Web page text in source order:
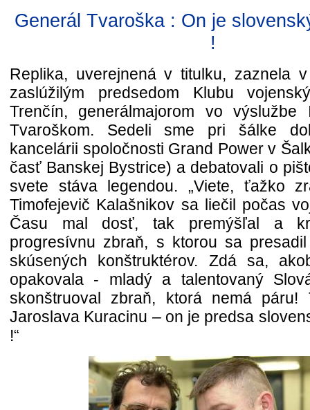
Generál Tvaroška : On je
!
Replika, uverejnená v titulku, zaznela
zaslúžilým predsedom Klubu
Trenčín, generálmajorom vo výslužbe
Tvaroškom. Sedeli sme pri šálke
kancelárii spoločnosti Grand Power v
časť Banskej Bystrice) a debatovali o
svete stáva legendou. „Viete, ťažko
Timofejevič Kalašnikov sa liečil počas
Času mal dosť, tak premýšľal a
progresívnu zbraň, s ktorou sa
skúsených konštruktérov. Zdá sa,
opakovala - mladý a talentovaný
skonštruoval zbraň, ktorá nemá páru!
Jaroslava Kuracinu – on je predsa
!“